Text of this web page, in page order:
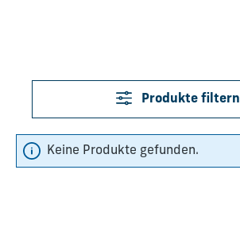
Produkte filtern
Keine Produkte gefunden.